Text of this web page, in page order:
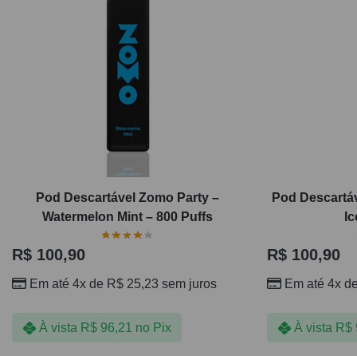
Pod Descartável Zomo Party –
Watermelon Mint – 800 Puffs
R$ 100,90
Em até 4x de R$ 25,23 sem juros
À vista R$96,21 no Pix
Pod
R$ 100,90
Em até 4x
À vista R$